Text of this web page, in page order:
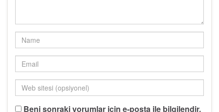
Beni sonraki yorumlar için e-posta ile bilgilendir.